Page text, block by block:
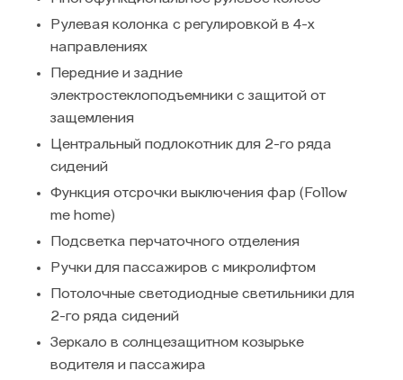
Рулевая колонка с регулировкой в 4-х
направлениях
Передние и задние
электростеклоподъемники с защитой от
защемления
Центральный подлокотник для 2-го ряда
сидений
Функция отсрочки выключения фар (Follow
me home)
Подсветка перчаточного отделения
Ручки для пассажиров с микролифтом
Потолочные светодиодные светильники для
2-го ряда сидений
Зеркало в солнцезащитном козырьке
водителя и пассажира